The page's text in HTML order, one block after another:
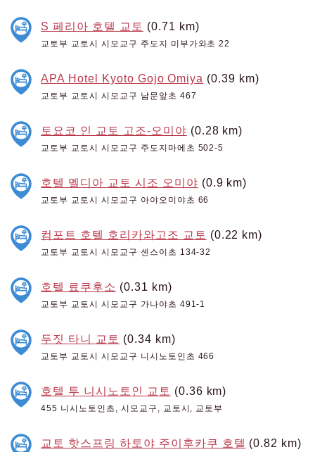
S 페리아 호텔 교토 (0.71 km)
교토부 교토시 시모교구 주도지 미부가와초 22
APA Hotel Kyoto Gojo Omiya (0.39 km)
교토부 교토시 시모교구 남문앞초 467
토요코 인 교토 고조-오미야 (0.28 km)
교토부 교토시 시모교구 주도지마에초 502-5
호텔 멜디아 교토 시조 오미야 (0.9 km)
교토부 교토시 시모교구 아야오미야초 66
컴포트 호텔 호리카와고조 교토 (0.22 km)
교토부 교토시 시모교구 센스이초 134-32
호텔 료쿠후소 (0.31 km)
교토부 교토시 시모교구 가나야초 491-1
두짓 타니 교토 (0.34 km)
교토부 교토시 시모교구 니시노토인초 466
호텔 투 니시노토인 교토 (0.36 km)
455 니시노토인초, 시모교구, 교토시, 교토부
교토 핫스프링 하토야 주이후카쿠 호텔 (0.82 km)